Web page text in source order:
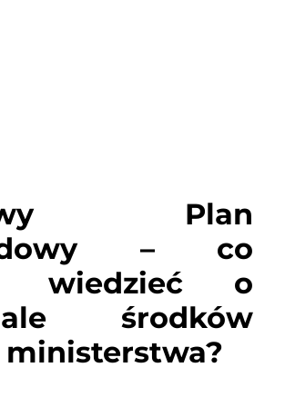
Plan
– co
wiedzieć o
środków